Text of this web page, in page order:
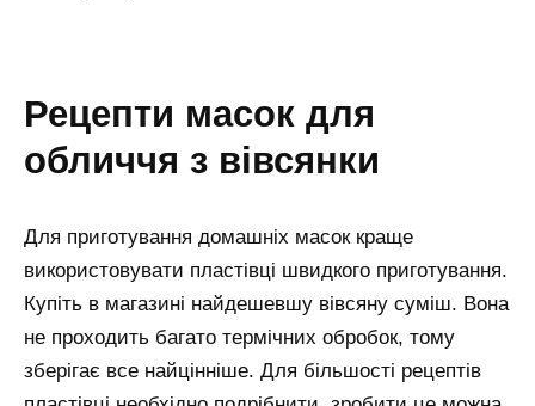
рецепти масок для
обличчя з вівсянки
Для приготування домашніх масок краще
використовувати пластівці швидкого приготування.
Купіть в магазині найдешевшу вівсяну суміш. Вона
не проходить багато термічних обробок, тому
зберігає все найцінніше. Для більшості рецептів